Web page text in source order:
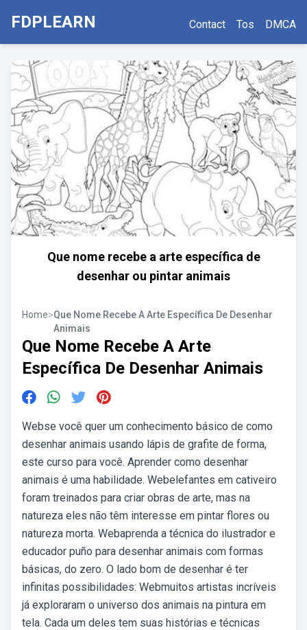
FDPLEARN Contact Tos DMCA
Que nome recebe a arte específica de
desenhar ou pintar animais
Home>Que Nome Recebe A Arte Específica De Desenhar
Animais
Que Nome Recebe A Arte
Específica De Desenhar Animais
Webse você quer um conhecimento básico de como
desenhar animais usando lápis de grafite de forma,
este curso para você. Aprender como desenhar
animais é uma habilidade. Webelefantes em cativeiro
foram treinados para criar obras de arte, mas na
natureza eles não têm interesse em pintar flores ou
natureza morta. Webaprenda a técnica do ilustrador e
educador puño para desenhar animais com formas
básicas, do zero. O lado bom de desenhar é ter
infinitas possibilidades: Webmuitos artistas incríveis
já exploraram o universo dos animais na pintura em
tela. Cada um deles tem suas histórias e técnicas